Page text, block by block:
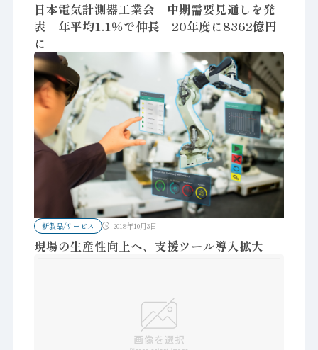
日本電気計測器工業会 中期需要見通しを発
表 年平均1.1％で伸長 20年度に8362億円
に
新製品/サービス 2018年10月3日
現場の生産性向上へ、支援ツール導入拡大